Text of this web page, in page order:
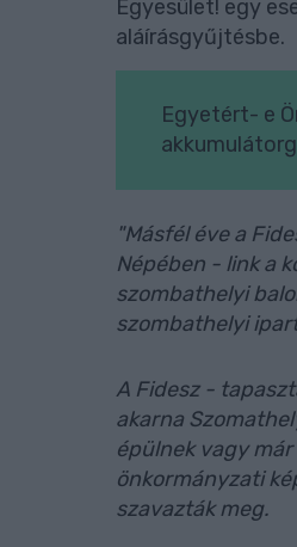
Egyesület! egy
aláírásgyűjtésbe.
Egyetért- e
"Másfél éve a
Népében - link a
szombathelyi
szombathelyi
A Fidesz -
akarna
épülnek vagy
önkormányzati
szavazták meg.